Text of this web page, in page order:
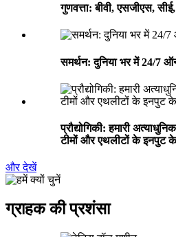
गुणवत्ता: बीवी, एसजीएस,
समर्थन: दुनिया भर में 24/7
प्रौद्योगिकी: हमारी
टीमों और एथलीटों के इनपुट
और देखें
ग्राहक की प्रशंसा